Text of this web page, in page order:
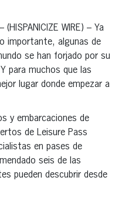
WIRE) – Ya
importante, algunas de
se han forjado por su
para muchos que las
lugar donde empezar a
y embarcaciones de
de Leisure Pass
en pases de
seis de las
pueden descubrir desde